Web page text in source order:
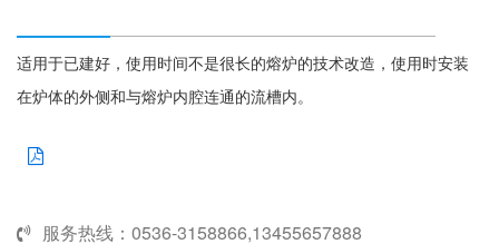
适用于已建好，使用时间不是很长的熔炉的技术改造，使用时安装
在炉体的外侧和与熔炉内腔连通的流槽内。
服务热线：0536-3158866,13455657888